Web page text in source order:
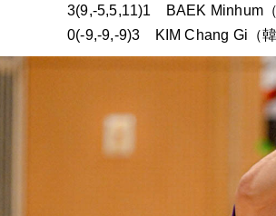
3(9,-5,5,11)1 BAEK Minhum（
0(-9,-9,-9)3 KIM Chang Gi（韓